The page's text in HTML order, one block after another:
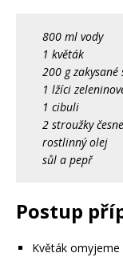
800 ml vody
1 květák
200 g zakysané
1 lžíci
1 cibuli
2 stroužky
rostlinný olej
sůl a pepř
Postup
Květák